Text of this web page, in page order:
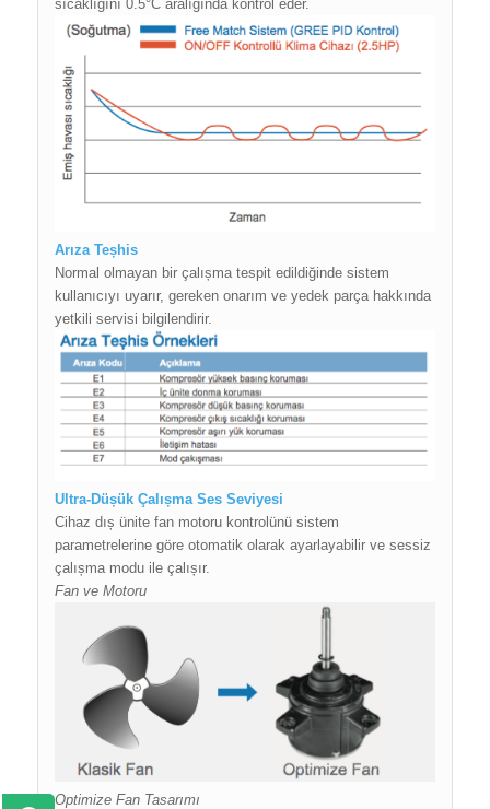
sıcaklıgını 0.5°C aralığında kontrol eder.
Arıza Teșhis
Normal olmayan bir çalıșma tespit edildiğinde sistem
kullanıcıyı uyarır, gereken onarım ve yedek parça hakkında
yetkili servisi bilgilendirir.
Ultra-Düșük Çalıșma Ses Seviyesi
Cihaz dıș ünite fan motoru kontrolünü sistem
parametrelerine göre otomatik olarak ayarlayabilir ve sessiz
çalıșma modu ile çalıșır.
Fan ve Motoru
Optimize Fan Tasarımı